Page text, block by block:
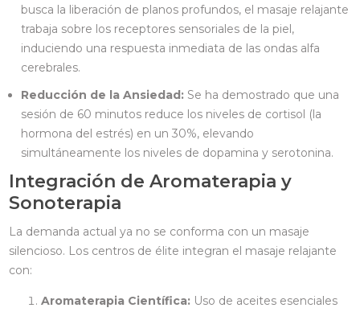
busca la liberación de planos profundos, el masaje relajante
trabaja sobre los receptores sensoriales de la piel,
induciendo una respuesta inmediata de las ondas alfa
cerebrales.
Reducción de la Ansiedad: Se ha demostrado que una
sesión de 60 minutos reduce los niveles de cortisol (la
hormona del estrés) en un 30%, elevando
simultáneamente los niveles de dopamina y serotonina.
Integración de Aromaterapia y
Sonoterapia
La demanda actual ya no se conforma con un masaje
silencioso. Los centros de élite integran el masaje relajante
con:
Aromaterapia Científica: Uso de aceites esenciales